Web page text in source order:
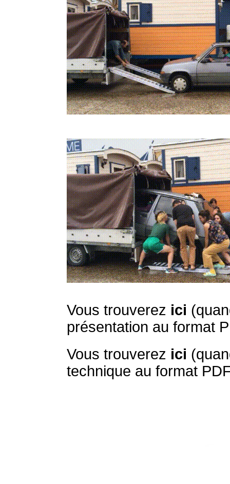
Vous trouverez ici
présentation au format
Vous trouverez ici
technique au format